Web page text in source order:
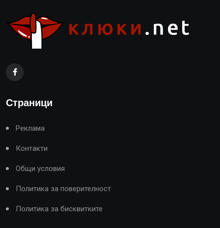
Страници
Реклама
Контакти
Общи условия
Политика за поверителност
Политика за бисквитките